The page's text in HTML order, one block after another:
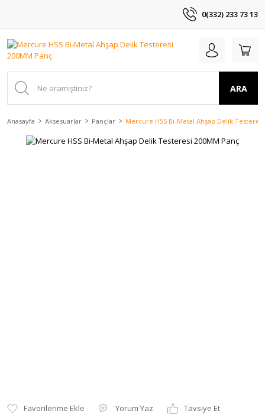
0(332) 233 73 13
ARA
Anasayfa Aksesuarlar Pançlar Mercure HSS Bi-Metal Ahşap Delik
Yorum Yaz
Tavsiye Et